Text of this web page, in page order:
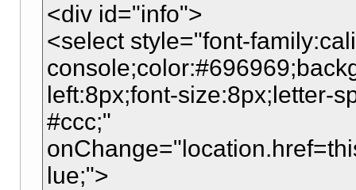
<div id="info">
<select style="font-
left:8px;font-size:8px;letter-
#ccc;"
lue;">